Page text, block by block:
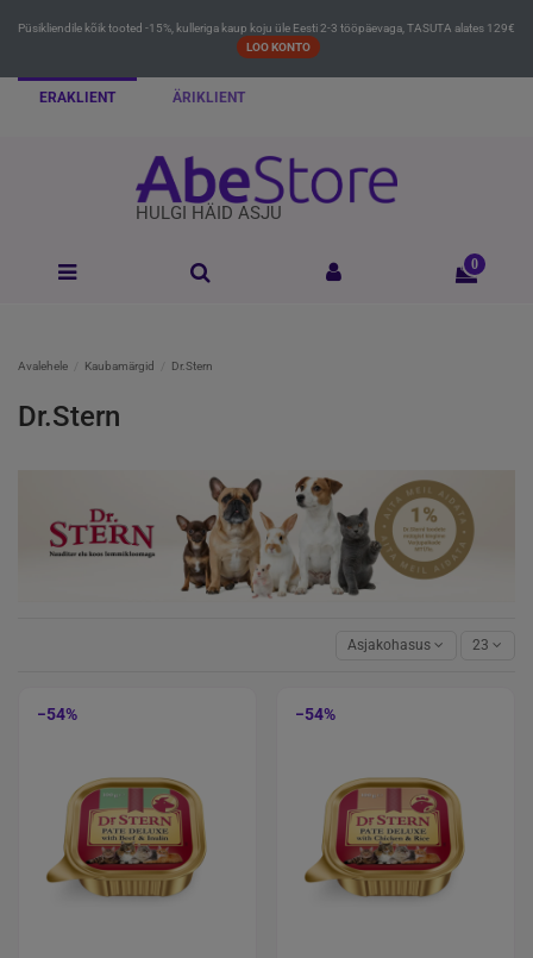
Püsikliendile kõik tooted -15%, kulleriga kaup koju üle Eesti 2-3 tööpäevaga, TASUTA alates 129€
LOO KONTO
ERAKLIENT ÄRIKLIENT
HULGI HÄID ASJU
0
Avalehele Kaubamärgid Dr.Stern
Dr.Stern
Asjakohasus 23
−54% −54%